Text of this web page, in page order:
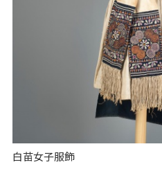
白苗女子服飾